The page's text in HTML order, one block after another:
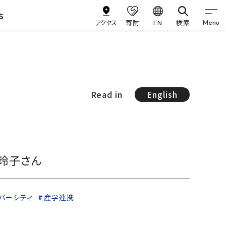
アクセス 寄附 EN 検索 Menu
Read in English
子さん
ーシティ 産学連携